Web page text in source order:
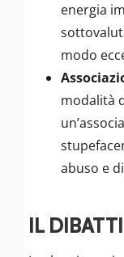
energia
modo
modalità
abuso e
IL